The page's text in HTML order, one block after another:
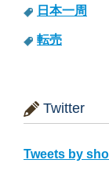
日本一周
転売
Twitter
Tweets by